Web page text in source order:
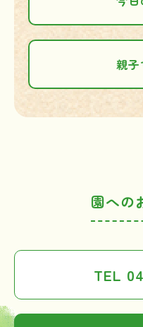
親子
園への
TEL